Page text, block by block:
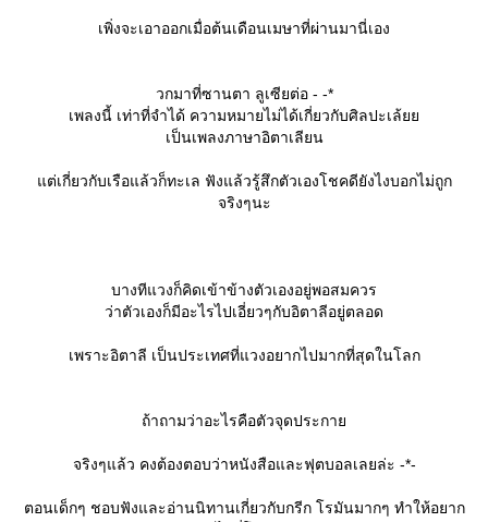
เพิ่งจะเอาออกเมื่อต้นเดือนเมษาที่ผ่านมานี่เอง
วกมาที่ซานตา ลูเซียต่อ - -*
เพลงนี้ เท่าที่จำได้ ความหมายไม่ได้เกี่ยวกับศิลปะเล้
เป็นเพลงภาษาอิตาเลียน
ต่เกี่ยวกับเรือแล้วก็ทะเล ฟังแล้วรู้สึกตัวเองโชคดียังไงบอกไม่ถูก
จริงๆนะ
บางทีแวงก็คิดเข้าข้างตัวเองอยู่พอสมควร
ว่าตัวเองก็มีอะไรไปเอี่ยวๆกับอิตาลีอยู่ตลอด
เพราะอิตาลี เป็นประเทศที่แวงอยากไปมากที่สุดในโลก
ถ้าถามว่าอะไรคือตัวจุดประกา
จริงๆแล้ว คงต้องตอบว่าหนังสือและฟุตบอลเลยล่ะ -*-
ตอนเด็กๆ ชอบฟังและอ่านนิทานเกี่ยวกับกรีก โรมันมากๆ ทำให้อยาก